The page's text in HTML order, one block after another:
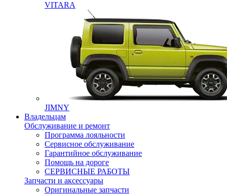
VITARA
JIMNY
Владельцам
Обслуживание и ремонт
Программа лояльности
Сервисное обслуживание
Гарантийное обслуживание
Помощь на дороге
СЕРВИСНЫЕ РАБОТЫ
Запчасти и аксессуары
Оригинальные запчасти